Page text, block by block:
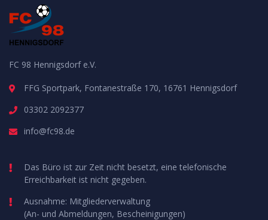
FC 98 Hennigsdorf e.V.
FFG Sportpark, Fontanestraße 170, 16761 Hennigsdorf
03302 2092377
info@fc98.de
Das Büro ist zur Zeit nicht besetzt, eine telefonische
Erreichbarkeit ist nicht gegeben.
Ausnahme: Mitgliederverwaltung
(An- und Abmeldungen, Bescheinigungen)